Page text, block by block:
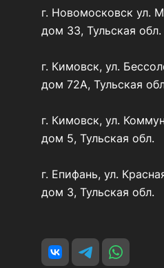
г. Новомосковск ул.
дом 33, Тульская обл.
г. Кимовск, ул.
дом 72А, Тульская
г. Кимовск, ул.
дом 5, Тульская обл.
г. Епифань, ул.
дом 3, Тульская обл.